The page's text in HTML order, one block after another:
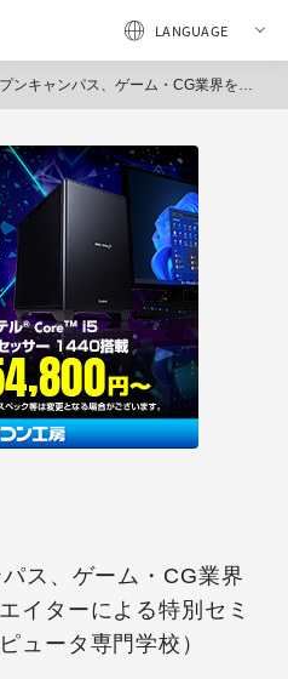
・CG業界を牽引するトップクリエイターによる特別セミナーを開催（新潟コンピュータ専門学校）
ス、ゲーム・CG業界
イターによる特別セミ
ュータ専門学校）